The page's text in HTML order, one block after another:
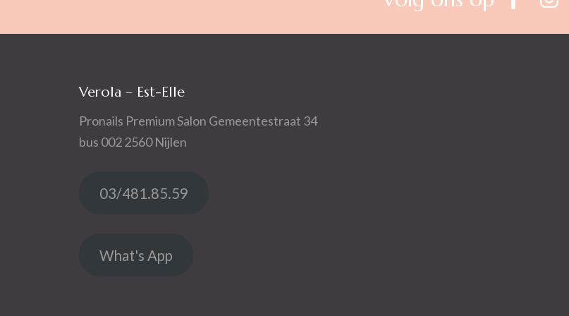
Verola – Est-Elle
Pronails Premium Salon Gemeentestraat 34
bus 002 2560 Nijlen
03/481.85.59
What's App